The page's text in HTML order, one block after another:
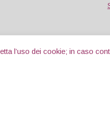
l’uso dei cookie; in caso